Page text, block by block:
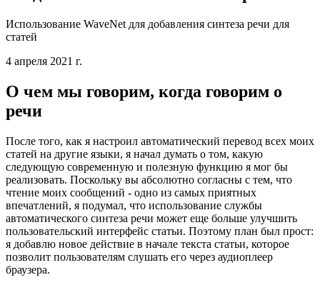
статей
4 апреля 2021 г.
О чем мы говорим, когда говорим о
речи
После того, как я настроил автоматический перевод всех моих
статей на другие языки, я начал думать о том, какую
следующую современную и полезную функцию я мог бы
реализовать. Поскольку вы абсолютно согласны с тем, что
чтение моих сообщений - одно из самых приятных
впечатлений, я подумал, что использование службы
автоматического синтеза речи может еще больше улучшить